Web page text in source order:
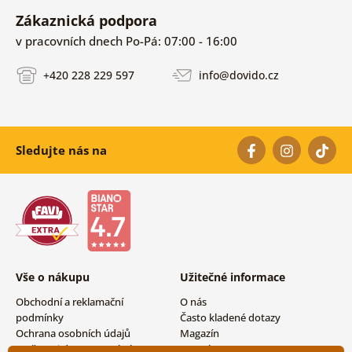
Zákaznická podpora
v pracovních dnech Po-Pá: 07:00 - 16:00
+420 228 229 597 info@dovido.cz
Sledujte nás na
Vše o nákupu
Obchodní a reklamační
podmínky
Ochrana osobních údajů
Užitečné informace
O nás
Často kladené dotazy
Magazín